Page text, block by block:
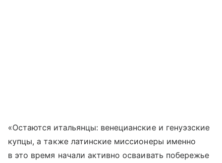
«Остаются итальянцы: венецианские и генуэзские
купцы, а также латинские миссионеры именно
в это время начали активно осваивать побережье